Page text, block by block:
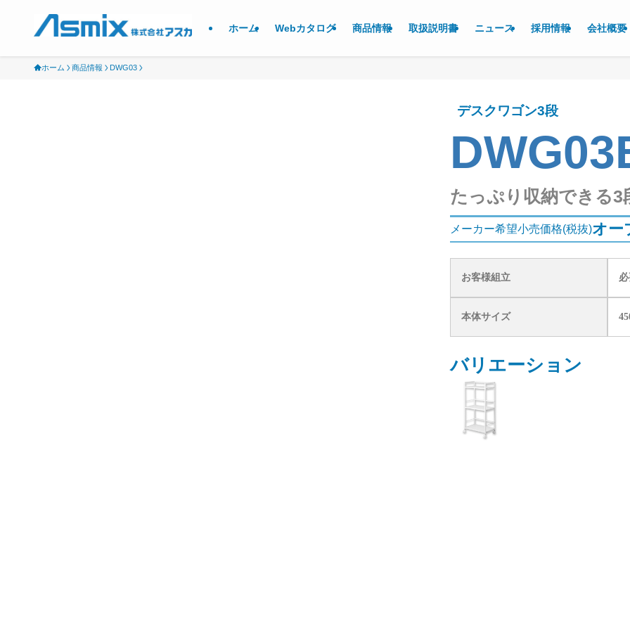
ホーム Webカタログ 商品情報 取扱説明書 ニュース 採用情報 会社概要
ホーム 商品情報 DWG03
デスクワゴン3段
たっぷり収納できる3
メーカー希望小売価格(税抜)オー
お客様組立
本体サイズ
バリエーション